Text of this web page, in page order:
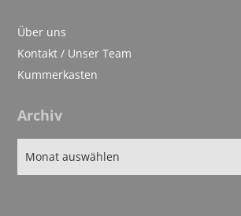
Über uns
Kontakt / Unser Team
Kummerkasten
Archiv